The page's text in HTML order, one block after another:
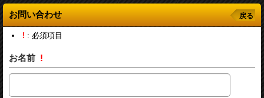
お問い合わせ 戻る
! : 必須項目
お名前 !